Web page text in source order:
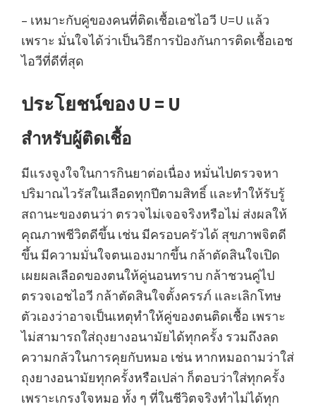
– เหมาะกับคู่ของคนที่ติดเชื้อเอชไอวี U=U แล้ว
เพราะ มั่นใจได้ว่าเป็นวิธีการป้องกันการติดเชื้อเอช
ไอวีที่ดีที่สุด
ประโยชน์ของ U = U
สำหรับผู้ติดเชื้อ
มีแรงจูงใจในการกินยาต่อเนื่อง หมั่นไปตรวจหา
ปริมาณไวรัสในเลือดทุกปีตามสิทธิ์ และทำให้รับรู้
สถานะของตนว่า ตรวจไม่เจอจริงหรือไม่ ส่งผลให้
คุณภาพชีวิตดีขึ้น เช่น มีครอบครัวได้ สุขภาพจิตดี
ขึ้น มีความมั่นใจตนเองมากขึ้น กล้าตัดสินใจเปิด
เผยผลเลือดของตนให้คู่นอนทราบ กล้าชวนคู่ไป
ตรวจเอชไอวี กล้าตัดสินใจตั้งครรภ์ และเลิกโทษ
ตัวเองว่าอาจเป็นเหตุทำให้คู่ของตนติดเชื้อ เพราะ
ไม่สามารถใส่ถุงยางอนามัยได้ทุกครั้ง รวมถึงลด
ความกลัวในการคุยกับหมอ เช่น หากหมอถามว่าใส่
ถุงยางอนามัยทุกครั้งหรือเปล่า ก็ตอบว่าใส่ทุกครั้ง
เพราะเกรงใจหมอ ทั้ง ๆ ที่ในชีวิตจริงทำไม่ได้ทุก